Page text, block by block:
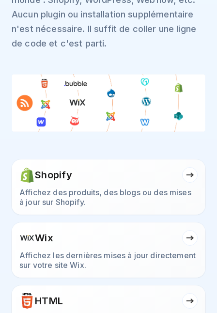
Aucun plugin ou installation supplémentaire
n'est nécessaire. Il suffit de coller une ligne
de code et c'est parti.
Shopify
Affichez des produits, des blogs ou des mises
à jour sur Shopify.
Wix
Affichez les dernières mises à jour directement
sur votre site Wix.
HTML